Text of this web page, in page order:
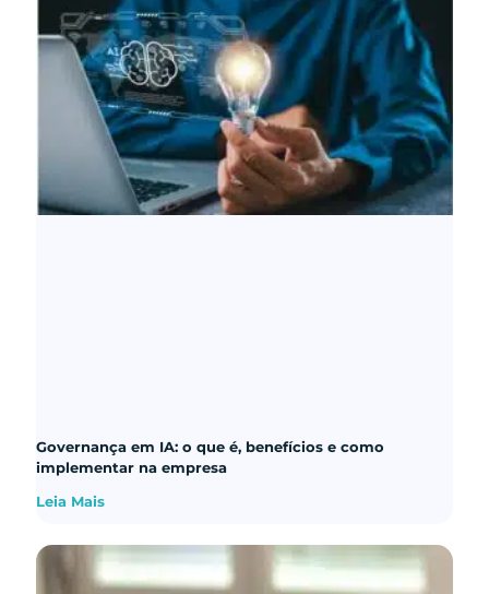
Governança em IA: o que é, benefícios e como
implementar na empresa
Leia Mais